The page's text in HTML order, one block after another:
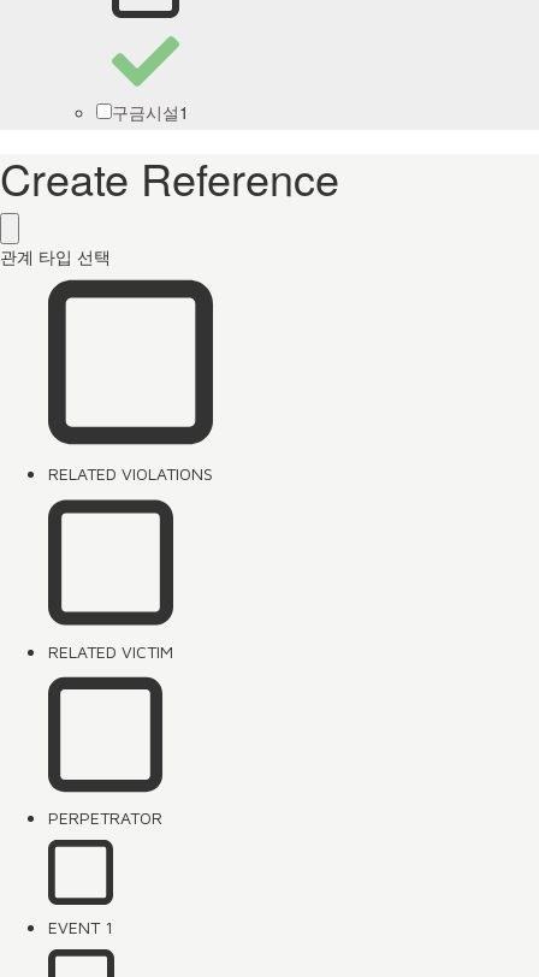
구금시설1
Create Reference
관계 타입 선택
RELATED VIOLATIONS
RELATED VICTIM
PERPETRATOR
EVENT 1